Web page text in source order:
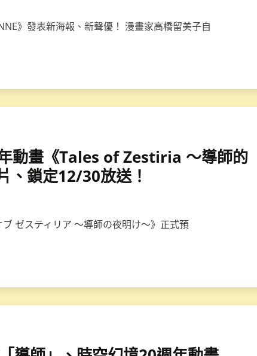
》發表新海報、新聲優！ 漫畫家高橋留美子自
動畫《Tales of Zestiria ～導師的
、鎖定12/30放送！
ゼスティリア ～導師の夜明け～》正式預